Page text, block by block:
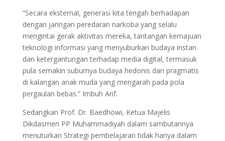
“Secara eksternal, generasi kita tengah berhadapan
dengan jaringan peredaran narkoba yang selalu
mengintai gerak aktivitas mereka, tantangan kemajuan
teknologi informasi yang menyuburkan budaya instan
dan ketergantungan terhadap media digital, termasuk
pula semakin suburnya budaya hedonis dan pragmatis
di kalangan anak muda yang mengarah pada pola
pergaulan bebas.” Imbuh Arif.
Sedangkan Prof. Dr. Baedhowi, Ketua Majelis
Dikdasmen PP Muhammadiyah dalam sambutannya
menuturkan Strategi pembelajaran tidak hanya dalam